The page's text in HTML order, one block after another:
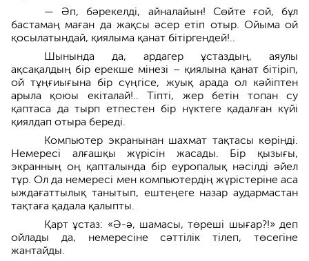
— Әп, бәрекелді, айналайын! Сөйте ғой, бұл
бастамаң маған да жақсы әсер етіп отыр. Ойыма ой
қосылатындай, қиялыма қанат бітіргендей!..
Шынында да, ардагер ұстаздың, аяулы
ақсақалдың бір ерекше мінезі – қиялына қанат бітіріп,
ой тұңғиығына бір сүңгісе, жуық арада ол кәйіптен
арыла қоюы екіталай!.. Тіпті, жер бетін топан су
қаптаса да тырп етпестен бір нүктеге қадалған күйі
қиялдап отыра береді.
Компьютер экранынан шахмат тақтасы көрінді.
Немересі алғашқы жүрісін жасады. Бір қызығы,
экранның оң қапталында бір еуропалық нәсілді әйел
тұр. Ол да немересі мен компьютердің жүрістеріне аса
ыждағаттылық танытып, ештеңеге назар аудармастан
тақтаға қадала қалыпты.
Қарт ұстаз: «Ә-ә, шамасы, төреші шығар?!» деп
ойлады да, немересіне сәттілік тілеп, төсегіне
жантайды.